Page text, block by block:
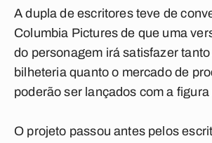
A dupla de escritores teve de
Columbia Pictures de que uma
do personagem irá satisfazer
bilheteria quanto o mercado de
poderão ser lançados com a
O projeto passou antes pelos